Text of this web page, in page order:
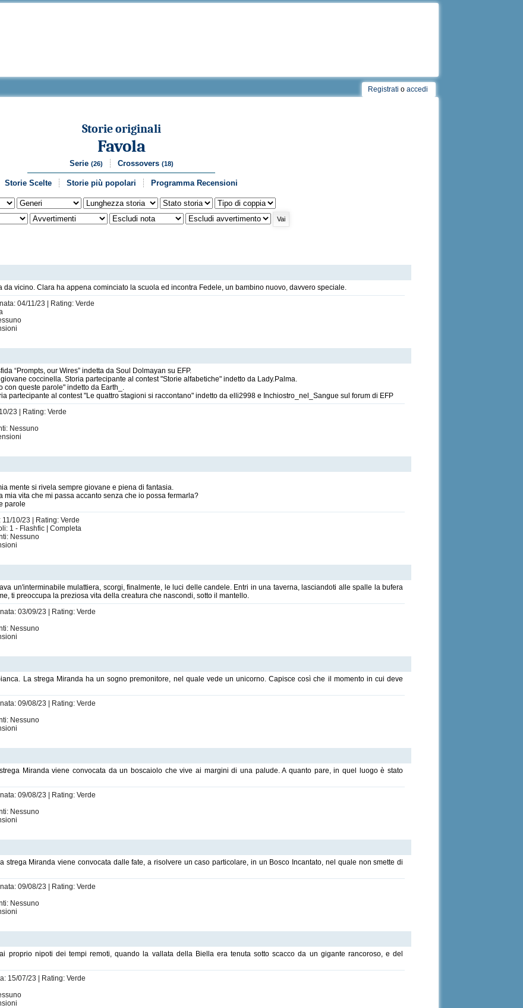
Registrati o accedi
Storie originali
Favola
Serie (26) Crossovers (18)
Storie Scelte Storie più popolari Programma Recensioni
da vicino. Clara ha appena cominciato la scuola ed incontra Fedele, un bambino nuovo, davvero speciale.
04/11/23 | Rating: Verde
“Prompts, our Wires” indetta da Soul Dolmayan su EFP.
coccinella. Storia partecipante al contest "Storie alfabetiche" indetto da Lady.Palma.
con queste parole" indetto da Earth_.
partecipante al contest "Le quattro stagioni si raccontano" indetto da elli2998 e Inchiostro_nel_Sangue sul forum di EFP
23 | Rating: Verde
Nessuno
mente si rivela sempre giovane e piena di fantasia.
vita che mi passa accanto senza che io possa fermarla?
parole
11/10/23 | Rating: Verde
1 - Flashfic | Completa
Nessuno
un'interminabile mulattiera, scorgi, finalmente, le luci delle candele. Entri in una taverna, lasciandoti alle spalle la bufera
ti preoccupa la preziosa vita della creatura che nascondi, sotto il mantello.
03/09/23 | Rating: Verde
Nessuno
La strega Miranda ha un sogno premonitore, nel quale vede un unicorno. Capisce così che il momento in cui deve
09/08/23 | Rating: Verde
Nessuno
Miranda viene convocata da un boscaiolo che vive ai margini di una palude. A quanto pare, in quel luogo è stato
09/08/23 | Rating: Verde
Nessuno
Miranda viene convocata dalle fate, a risolvere un caso particolare, in un Bosco Incantato, nel quale non smette di
09/08/23 | Rating: Verde
Nessuno
proprio nipoti dei tempi remoti, quando la vallata della Biella era tenuta sotto scacco da un gigante rancoroso, e del
15/07/23 | Rating: Verde